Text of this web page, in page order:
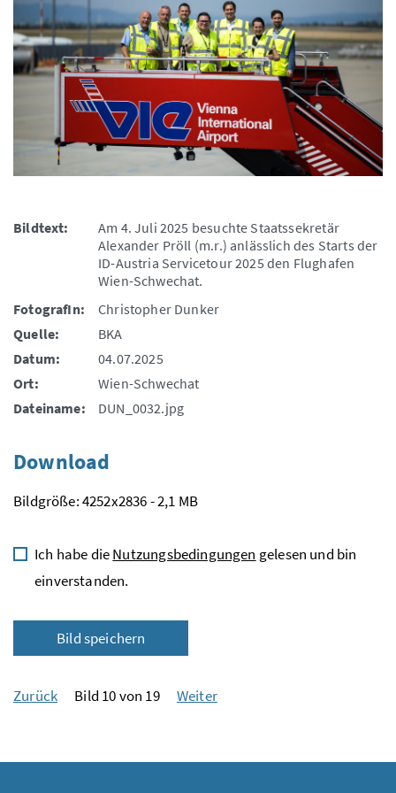
Bildtext:
Am 4. Juli 2025 besuchte Staatssekretär
Alexander Pröll (m.r.) anlässlich des Starts der
ID-Austria Servicetour 2025 den Flughafen
Wien-Schwechat.
FotografIn:
Christopher Dunker
Quelle:
BKA
Datum:
04.07.2025
Ort:
Wien-Schwechat
Dateiname:
DUN_0032.jpg
Download
Bildgröße: 4252x2836 - 2,1 MB
Ich habe dieNutzungsbedingungen gelesen und bin
einverstanden.
Bild speichern
Zurück Bild 10 von 19 Weiter